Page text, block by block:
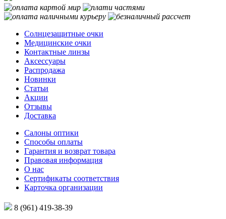
Солнцезащитные очки
Медицинские очки
Контактные линзы
Аксессуары
Распродажа
Новинки
Статьи
Акции
Отзывы
Доставка
Салоны оптики
Способы оплаты
Гарантия и возврат товара
Правовая информация
О нас
Сертификаты соответствия
Карточка организации
8 (961) 419-38-39